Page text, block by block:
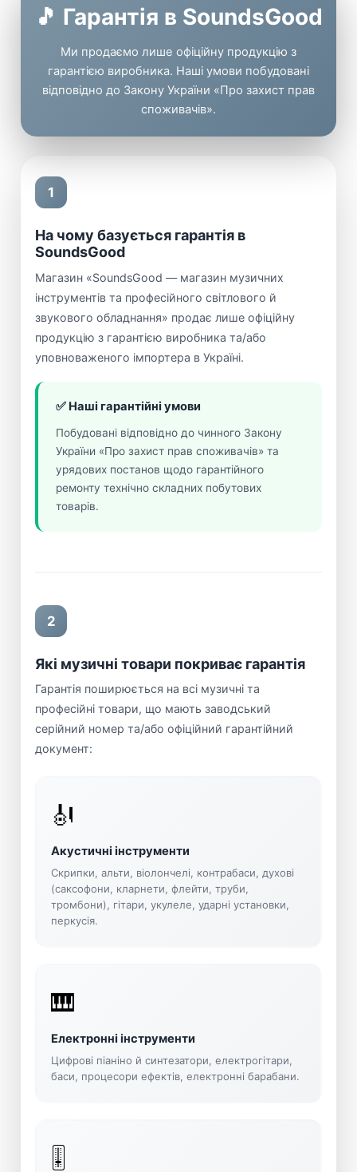
🎵 Гарантія в SoundsGood
Ми продаємо лише офіційну продукцію з
гарантією виробника. Наші умови побудовані
відповідно до Закону України «Про захист прав
споживачів».
1
На чому базується гарантія в
SoundsGood
Магазин «SoundsGood — магазин музичних
інструментів та професійного світлового й
звукового обладнання» продає лише офіційну
продукцію з гарантією виробника та/або
уповноваженого імпортера в Україні.
✅ Наші гарантійні умови
Побудовані відповідно до чинного Закону
України «Про захист прав споживачів» та
урядових постанов щодо гарантійного
ремонту технічно складних побутових
товарів.
2
Які музичні товари покриває гарантія
Гарантія поширюється на всі музичні та
професійні товари, що мають заводський
серійний номер та/або офіційний гарантійний
документ:
🎻
Акустичні інструменти
Скрипки, альти, віолончелі, контрабаси, духові
(саксофони, кларнети, флейти, труби,
тромбони), гітари, укулеле, ударні установки,
перкусія.
🎹
Електронні інструменти
Цифрові піаніно й синтезатори, електрогітари,
баси, процесори ефектів, електронні барабани.
🎚️